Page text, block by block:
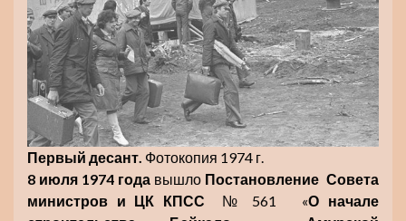
Первый десант. Фотокопия 1974 г.
8 июля 1974 года вышло Постановление Совета
министров и ЦК КПСС № 561 «О начале